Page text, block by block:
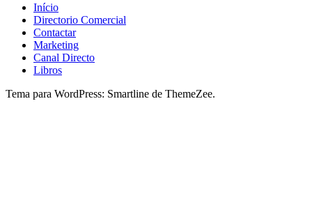
Início
Directorio Comercial
Contactar
Marketing
Canal Directo
Libros
Tema para WordPress: Smartline de ThemeZee.